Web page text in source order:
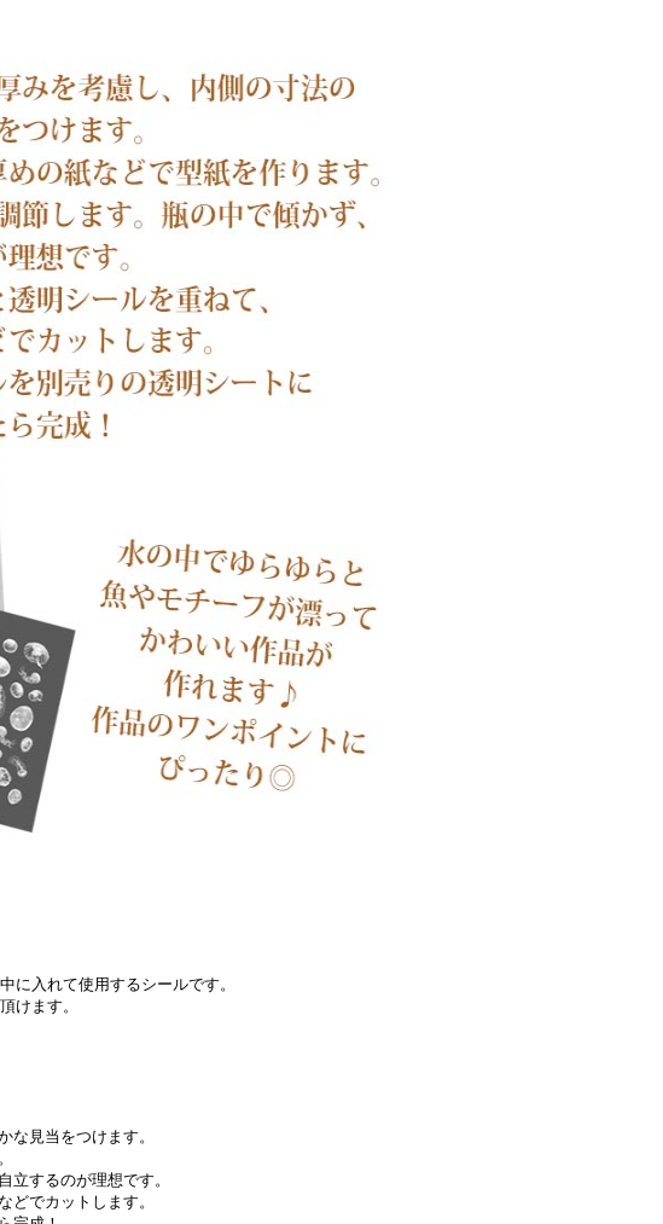
に入れて使用するシールです。
けます。
な見当をつけます。
立するのが理想です。
どでカットします。